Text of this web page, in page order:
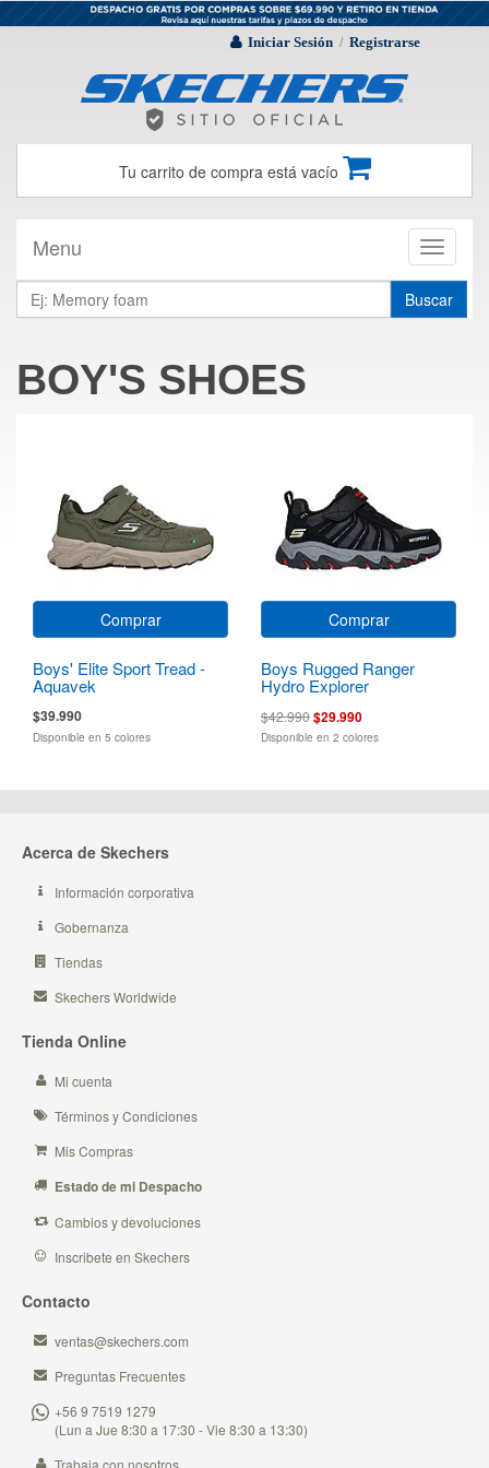
Iniciar Sesión / Registrarse
Tu carrito de compra está vacío
Toggle
Menu
Buscar
BOY'S SHOES
Comprar
Boys' Elite Sport Tread -
Aquavek
$39.990
Disponible en 5 colores
Comprar
Boys Rugged Ranger
Hydro Explorer
$42.990$29.990
Disponible en 2 colores
Acerca de Skechers
Información corporativa
Gobernanza
Tiendas
Skechers Worldwide
Tienda Online
Mi cuenta
Términos y Condiciones
Mis Compras
Estado de mi Despacho
Cambios y devoluciones
Inscribete en Skechers
Contacto
ventas@skechers.com
Preguntas Frecuentes
+56 9 7519 1279
(Lun a Jue 8:30 a 17:30 - Vie 8:30 a 13:30)
Trabaja con nosotros